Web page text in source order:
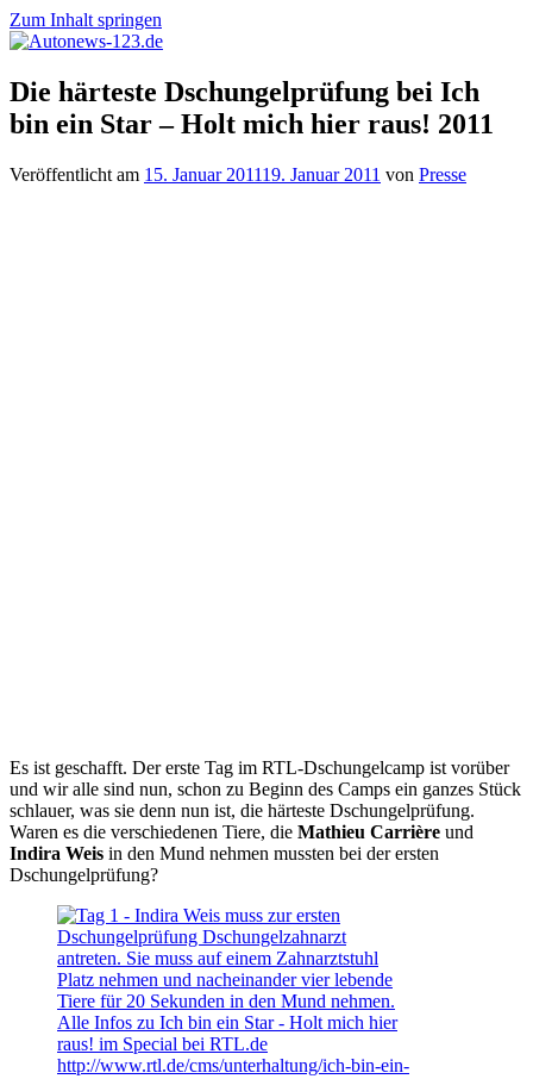
Zum Inhalt springen
Autonews-
123.de
Autonews
mit
Charme
Die härteste Dschungelprüfung bei Ich
bin ein Star – Holt mich hier raus! 2011
Veröffentlicht am 15. Januar 201119. Januar 2011 von Presse
Es ist geschafft. Der erste Tag im RTL-Dschungelcamp ist vorüber
und wir alle sind nun, schon zu Beginn des Camps ein ganzes Stück
schlauer, was sie denn nun ist, die härteste Dschungelprüfung.
Waren es die verschiedenen Tiere, die Mathieu Carrière und
Indira Weis in den Mund nehmen mussten bei der ersten
Dschungelprüfung?